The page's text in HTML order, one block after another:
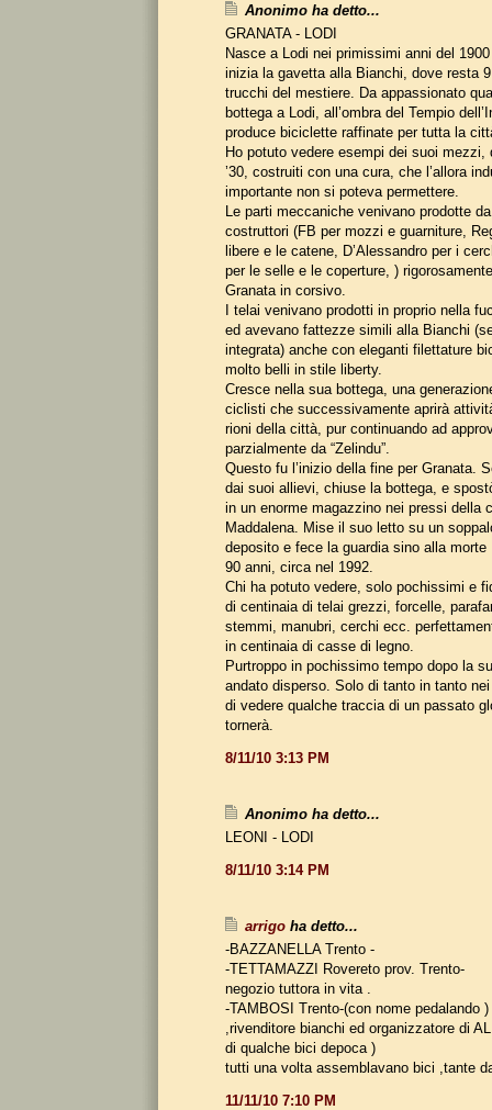
Anonimo ha detto...
GRANATA - LODI
Nasce a Lodi nei primissimi anni del
inizia la gavetta alla Bianchi, dove resta
trucchi del mestiere. Da appassionato
bottega a Lodi, all’ombra del Tempio
produce biciclette raffinate per tutta la
Ho potuto vedere esempi dei suoi mezzi,
’30, costruiti con una cura, che l’allora
importante non si poteva permettere.
Le parti meccaniche venivano prodotte
costruttori (FB per mozzi e guarniture,
libere e le catene, D’Alessandro per i
per le selle e le coperture, )
Granata in corsivo.
I telai venivano prodotti in proprio nella
ed avevano fattezze simili alla Bianchi
integrata) anche con eleganti filettature
molto belli in stile liberty.
Cresce nella sua bottega, una
ciclisti che successivamente aprirà
rioni della città, pur continuando ad
parzialmente da “Zelindu”.
Questo fu l’inizio della fine per Granata.
dai suoi allievi, chiuse la bottega, e
in un enorme magazzino nei pressi della
Maddalena. Mise il suo letto su un
deposito e fece la guardia sino alla
90 anni, circa nel 1992.
Chi ha potuto vedere, solo pochissimi e
di centinaia di telai grezzi, forcelle,
stemmi, manubri, cerchi ecc.
in centinaia di casse di legno.
Purtroppo in pochissimo tempo dopo la
andato disperso. Solo di tanto in tanto
di vedere qualche traccia di un passato
tornerà.
8/11/10 3:13 PM
Anonimo ha detto...
LEONI - LODI
8/11/10 3:14 PM
arrigo ha detto...
-BAZZANELLA Trento -
-TETTAMAZZI Rovereto prov. Trento-
negozio tuttora in vita .
-TAMBOSI Trento-(con nome pedalando
,rivenditore bianchi ed organizzatore di
di qualche bici depoca )
tutti una volta assemblavano bici ,tante
11/11/10 7:10 PM